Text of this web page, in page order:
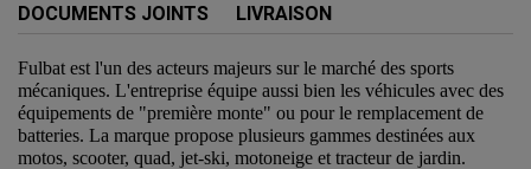
DOCUMENTS JOINTS
LIVRAISON
Fulbat est l'un des acteurs majeurs sur le marché des sports
mécaniques. L'entreprise équipe aussi bien les véhicules avec des
équipements de "première monte" ou pour le remplacement de
batteries. La marque propose plusieurs gammes destinées aux
motos, scooter, quad, jet-ski, motoneige et tracteur de jardin.